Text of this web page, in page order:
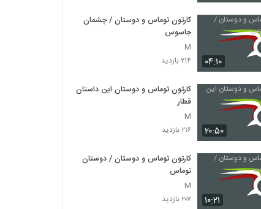
۰۴:۱۰
کارتون توماس و دوستان / چشمان
جاسوس
M
۲۱۴ بازدید
۲۰:۵۰
کارتون توماس و دوستان این داستان
قطار
M
۲۱۶ بازدید
۱۰:۲۱
کارتون توماس و دوستان / دوستان
توماس
M
۲۰۷ بازدید